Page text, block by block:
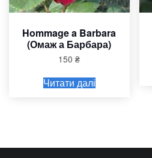
Hommage a Barbara
(Омаж а Барбара)
150₴
Читати далі